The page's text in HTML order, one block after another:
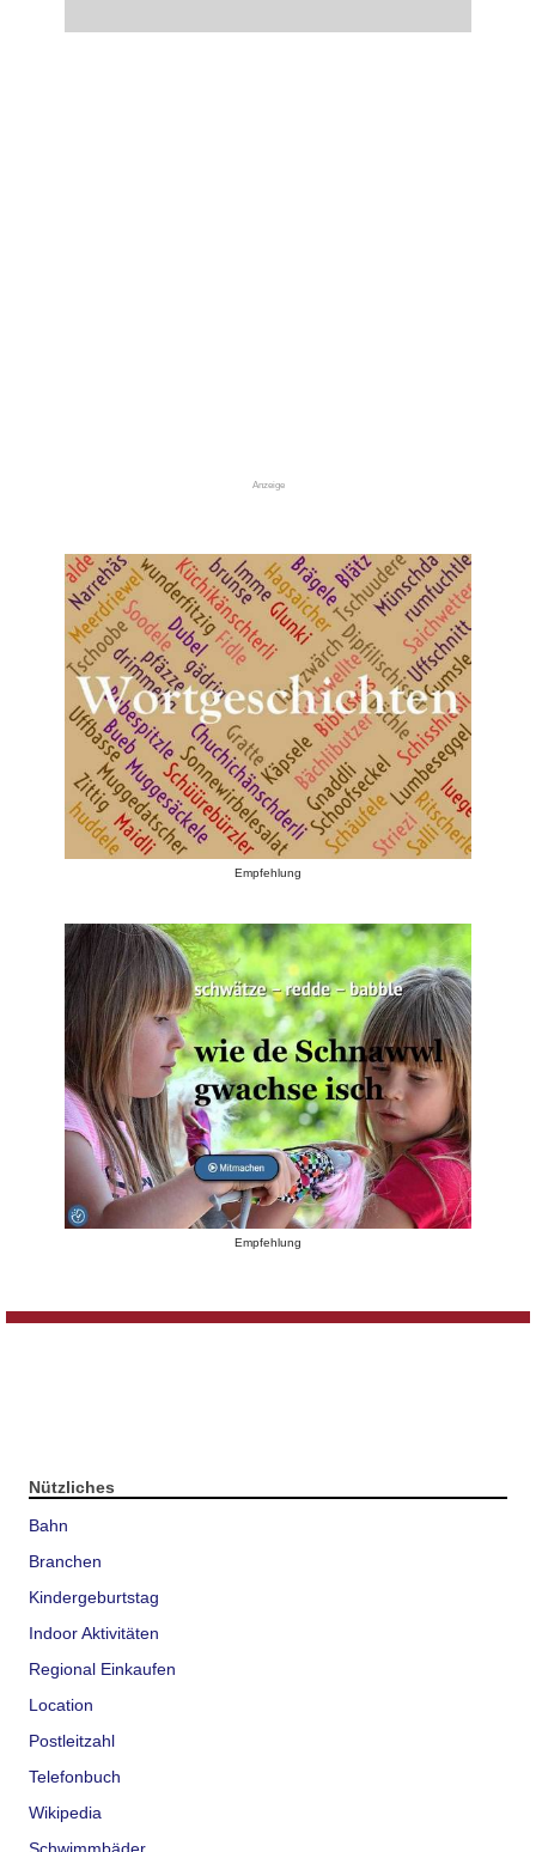
Anzeige
Empfehlung
Empfehlung
Nützliches
Bahn
Branchen
Kindergeburtstag
Indoor Aktivitäten
Regional Einkaufen
Location
Postleitzahl
Telefonbuch
Wikipedia